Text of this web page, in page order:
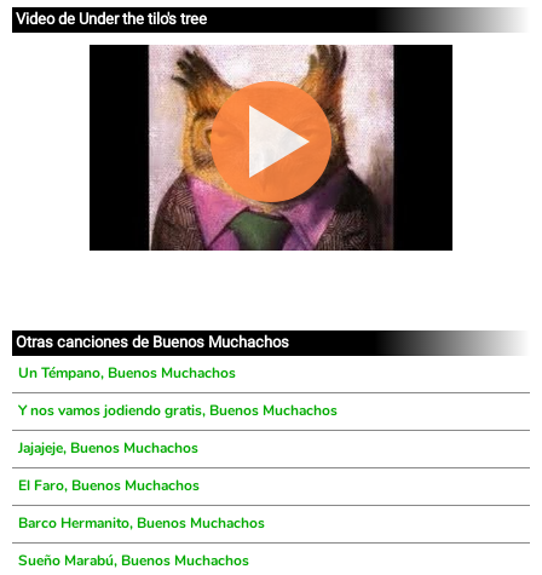
Video de Under the tilo's tree
Otras canciones de Buenos Muchachos
Un Témpano, Buenos Muchachos
Y nos vamos jodiendo gratis, Buenos Muchachos
Jajajeje, Buenos Muchachos
El Faro, Buenos Muchachos
Barco Hermanito, Buenos Muchachos
Sueño Marabú, Buenos Muchachos